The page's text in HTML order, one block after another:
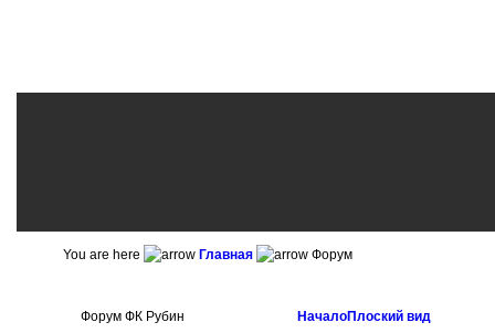
You are here Главная Форум
Форум ФК Рубин НачалоПлоский вид